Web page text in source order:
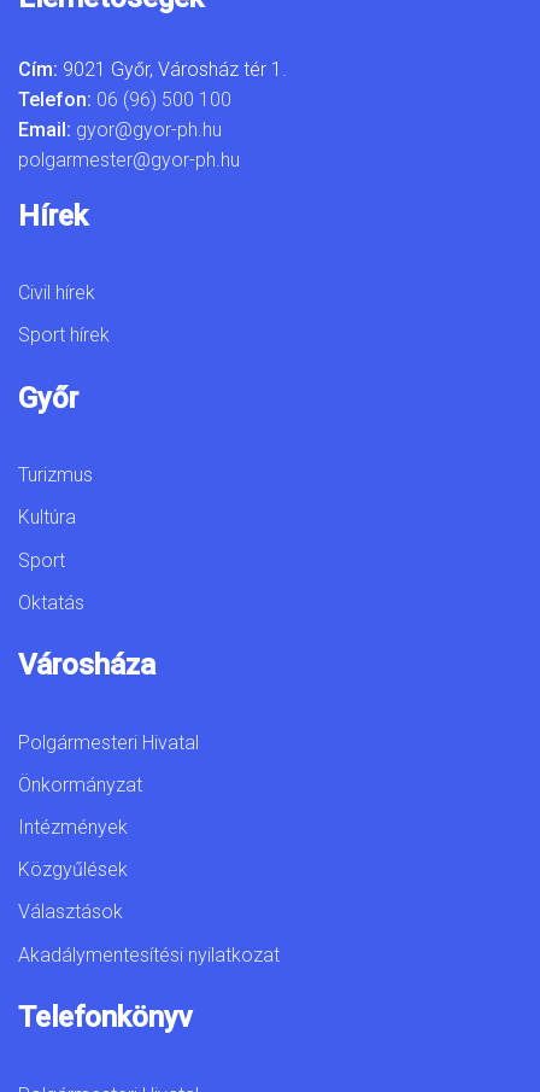
Cím: 9021 Győr, Városház tér 1.
Telefon: 06 (96) 500 100
Email: gyor@gyor-ph.hu
polgarmester@gyor-ph.hu
Hírek
Civil hírek
Sport hírek
Győr
Turizmus
Kultúra
Sport
Oktatás
Városháza
Polgármesteri Hivatal
Önkormányzat
Intézmények
Közgyűlések
Választások
Akadálymentesítési nyilatkozat
Telefonkönyv